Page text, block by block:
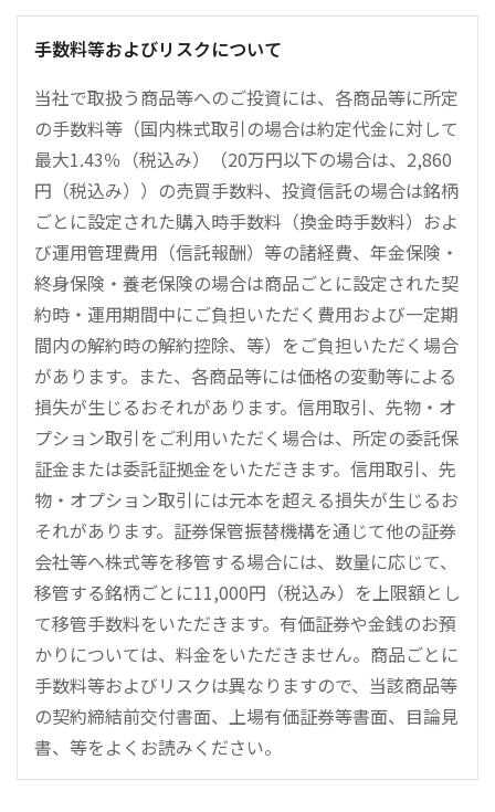
手数料等およびリスクについて
当社で取扱う商品等へのご投資には、各商品等に所定
の手数料等（国内株式取引の場合は約定代金に対して
最大1.43％（税込み）（20万円以下の場合は、2,860
円（税込み））の売買手数料、投資信託の場合は銘柄
ごとに設定された購入時手数料（換金時手数料）およ
び運用管理費用（信託報酬）等の諸経費、年金保険・
終身保険・養老保険の場合は商品ごとに設定された契
約時・運用期間中にご負担いただく費用および一定期
間内の解約時の解約控除、等）をご負担いただく場合
があります。また、各商品等には価格の変動等による
損失が生じるおそれがあります。信用取引、先物・オ
プション取引をご利用いただく場合は、所定の委託保
証金または委託証拠金をいただきます。信用取引、先
物・オプション取引には元本を超える損失が生じるお
それがあります。証券保管振替機構を通じて他の証券
会社等へ株式等を移管する場合には、数量に応じて、
移管する銘柄ごとに11,000円（税込み）を上限額とし
て移管手数料をいただきます。有価証券や金銭のお預
かりについては、料金をいただきません。商品ごとに
手数料等およびリスクは異なりますので、当該商品等
の契約締結前交付書面、上場有価証券等書面、目論見
書、等をよくお読みください。